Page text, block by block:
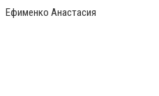
Ефименко Анастасия